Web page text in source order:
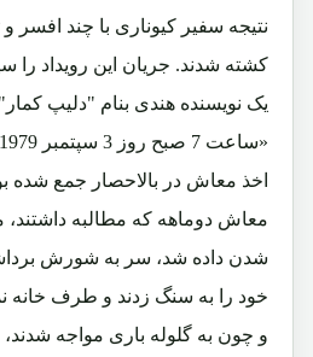
نتیجه سفیر کیوناری با چند افسر و
کشته شدند. جریان این رویداد را
یک نویسنده هندی بنام "دلیپ
اخذ معاش در بالاحصار جمع شده
معاش دوماهه که مطالبه
شدن داده شد، سر به شورش
خود را به سنگ زدند و طرف خانه
و چون به گلوله باری مواجه